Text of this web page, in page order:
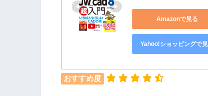
Amazonで見る
Yahoo!ショッピングで
おすすめ度